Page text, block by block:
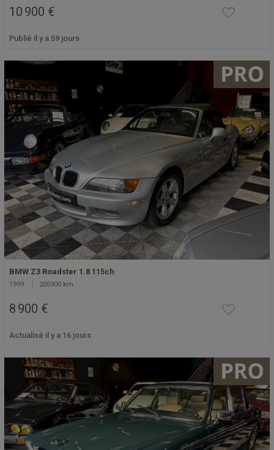
10 900 €
Publié il y a 59 jours
BMW Z3 Roadster 1.8 115ch
1999 205900 km
8 900 €
Actualisé il y a 16 jours